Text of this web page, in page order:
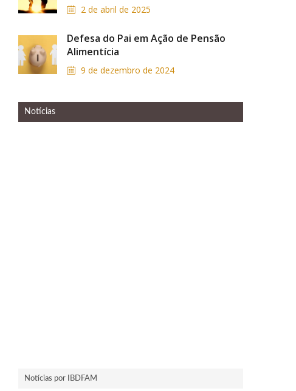
2 de abril de 2025
Defesa do Pai em Ação de Pensão
Alimentícia
9 de dezembro de 2024
Notícias
Notícias por IBDFAM